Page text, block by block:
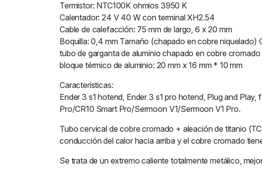
Termistor: NTC100K ohmios 3950 K
Calentador: 24 V 40 W con terminal XH2.54
Cable de calefacción: 75 mm de largo, 6 x 20 mm
Boquilla: 0,4 mm Tamaño (chapado en cobre niquelado)
tubo de garganta de aluminio chapado en cobre
bloque térmico de aluminio: 20 mm x 16 mm * 10 mm
Características:
Ender 3 s1 hotend, Ender 3 s1 pro hotend, Plug and
Pro/CR10 Smart Pro/Sermoon V1/Sermoon V1 Pro.
Tubo cervical de cobre cromado + aleación de titanio
conducción del calor hacia arriba y el cobre cromado
Se trata de un extremo caliente totalmente metálico,